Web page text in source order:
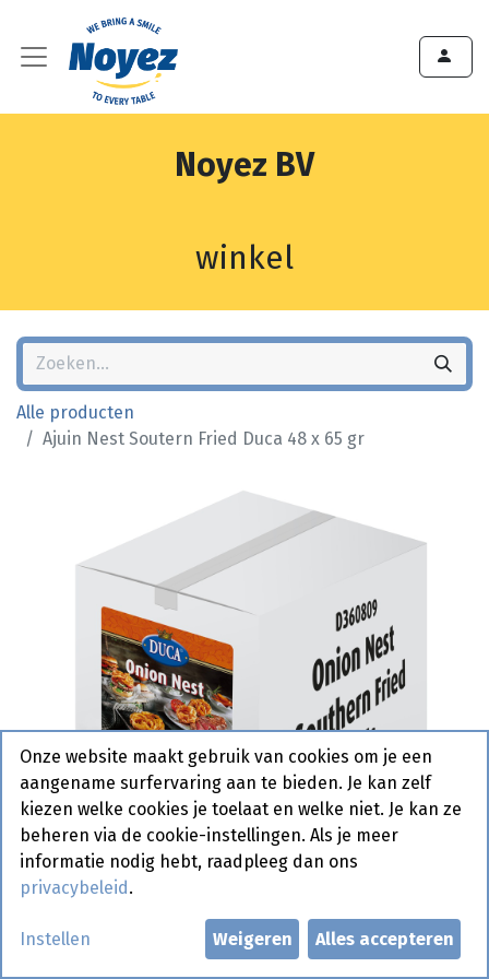
Noyez BV
winkel
Alle producten
Ajuin Nest Soutern Fried Duca 48 x 65 gr
Ajuin Nest Soutern Fried Duca
Onze website maakt gebruik van cookies om je een
aangename surfervaring aan te bieden. Je kan zelf
kiezen welke cookies je toelaat en welke niet. Je kan ze
beheren via de cookie-instellingen. Als je meer
informatie nodig hebt, raadpleeg dan ons
privacybeleid .
Instellen Weigeren Alles accepteren